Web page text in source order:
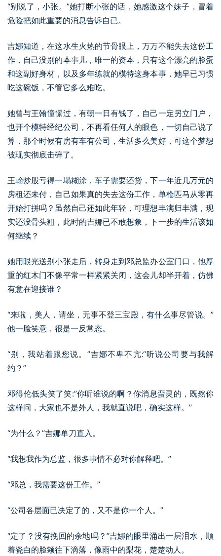
“别说了，小张。”她打断小张的话，她感激这个妹子，冒着
危险把如此重要的消息告诉自已。
吉娜知道，在这水生火热的节骨眼上，万万不能失去这份工
作，自己没别的本事儿，唯一的资本，只有这个漂亮的脸蛋
和这副好身材，以及多年练就的模特这身本事，她早已习惯
吃这碗饭，不管它多么难吃。
她曾与王翰憧憬过，有朝一日有钱了，自己一定另立门户，
也开个模特经纪公司，不再看任何人的眼色，一切自己说了
算，那个时候有房有车有公司，生活多么美好，可这个梦想
被现实彻底击碎了。
王翰炒股亏得一塌糊涂，车子需要还贷，下一年近几万元的
房租还未付，自己如果真的失去这份工作，单枪匹马从零再
开始打拼吗？虽然自己还如此年轻，可理想丰满归丰满，现
实还没骨头粗，此时的吉娜已不敢想象，下一步的生活该如
何继续？
她用眼光送别小张走后，转身走到邓总监办公室门口，他厚
重的红木门不像平常一样紧紧关闭，这会儿却半开着，仿佛
有意在迎接谁？
“来啦，美人，请坐，无事不登三宝殿，有什么事尽管说。”
他一脸笑意，很是一反常态。
“别，我站着跟您说。”吉娜不卑不亢:“听说公司要与我解
约？”
邓得伦低头笑了笑:”你听谁说的啊？你消息蛮灵的，既然你
这样问，大家也不是外人，我就直说吧，确实这样。”
“为什么？”吉娜单刀直入。
“我想我作为总监，很多事情不必对你解释吧。”
“邓总，我需要这份工作。”
“公司各层面已决定了的，又不是你一个人。”
“定了？没有挽回的余地吗？”吉娜的眼里涌出一层泪水，顺
着瓷白的脸颊往下滴落，像雨中的梨花，楚楚动人。